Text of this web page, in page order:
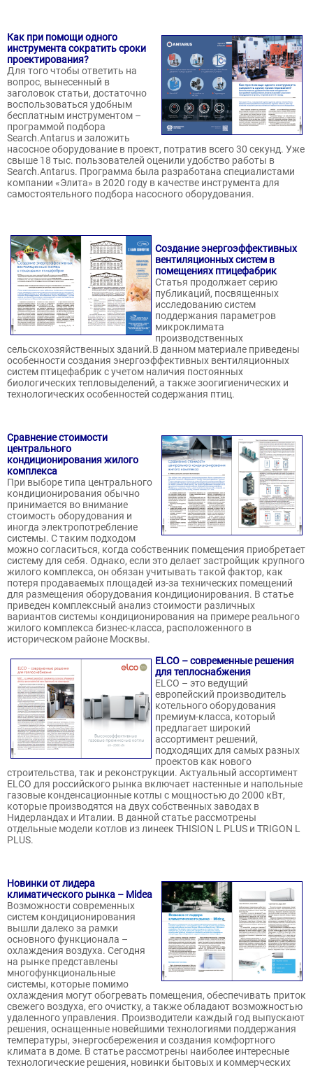
Как при помощи одного
инструмента сократить сроки
проектирования?
Для того чтобы ответить на
вопрос, вынесенный в
заголовок статьи, достаточно
воспользоваться удобным
бесплатным инструментом –
программой подбора
Search.Antarus и заложить
насосное оборудование в проект, потратив всего 30 секунд. Уже
свыше 18 тыс. пользователей оценили удобство работы в
Search.Antarus. Программа была разработана специалистами
компании «Элита» в 2020 году в качестве инструмента для
самостоятельного подбора насосного оборудования.
Создание энергоэффективных
вентиляционных систем в
помещениях птицефабрик
Статья продолжает серию
публикаций, посвященных
исследованию систем
поддержания параметров
микроклимата
производственных
сельскохозяйственных зданий.В данном материале приведены
особенности создания энергоэффективных вентиляционных
систем птицефабрик с учетом наличия постоянных
биологических тепловыделений, а также зоогигиенических и
технологических особенностей содержания птиц.
Сравнение стоимости
центрального
кондиционирования жилого
комплекса
При выборе типа центрального
кондиционирования обычно
принимается во внимание
стоимость оборудования и
иногда электропотребление
системы. С таким подходом
можно согласиться, когда собственник помещения приобретает
систему для себя. Однако, если это делает застройщик крупного
жилого комплекса, он обязан учитывать такой фактор, как
потеря продаваемых площадей из-за технических помещений
для размещения оборудования кондиционирования. В статье
приведен комплексный анализ стоимости различных
вариантов системы кондиционирования на примере реального
жилого комплекса бизнес-класса, расположенного в
историческом районе Москвы.
ELCO – современные решения
для теплоснабжения
ELCO – это ведущий
европейский производитель
котельного оборудования
премиум-класса, который
предлагает широкий
ассортимент решений,
подходящих для самых разных
проектов как нового
строительства, так и реконструкции. Актуальный ассортимент
ELCO для российского рынка включает настенные и напольные
газовые конденсационные котлы с мощностью до 2000 кВт,
которые производятся на двух собственных заводах в
Нидерландах и Италии. В данной статье рассмотрены
отдельные модели котлов из линеек THISION L PLUS и TRIGON L
PLUS.
Новинки от лидера
климатического рынка – Midea
Возможности современных
систем кондиционирования
вышли далеко за рамки
основного функционала –
охлаждения воздуха. Сегодня
на рынке представлены
многофункциональные
системы, которые помимо
охлаждения могут обогревать помещения, обеспечивать приток
свежего воздуха, его очистку, а также обладают возможностью
удаленного управления. Производители каждый год выпускают
решения, оснащенные новейшими технологиями поддержания
температуры, энергосбережения и создания комфортного
климата в доме. В статье рассмотрены наиболее интересные
технологические решения, новинки бытовых и коммерческих